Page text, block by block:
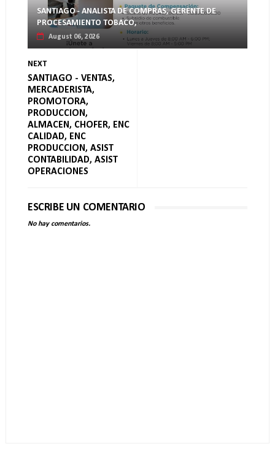
SANTIAGO - ANALISTA DE COMPRAS, GERENTE DE
PROCESAMIENTO TOBACO,
August 06, 2026
NEXT
SANTIAGO - VENTAS,
MERCADERISTA,
PROMOTORA,
PRODUCCION,
ALMACEN, CHOFER, ENC
CALIDAD, ENC
PRODUCCION, ASIST
CONTABILIDAD, ASIST
OPERACIONES
ESCRIBE UN COMENTARIO
No hay comentarios.